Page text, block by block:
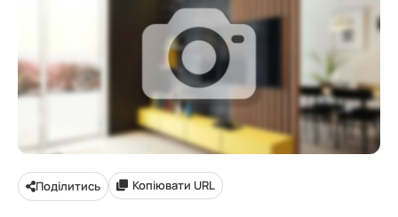
Поділитись Копіювати URL